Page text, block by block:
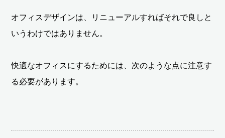
オフィスデザインは、リニューアルすればそれで良しと
いうわけではありません。
快適なオフィスにするためには、次のような点に注意す
る必要があります。